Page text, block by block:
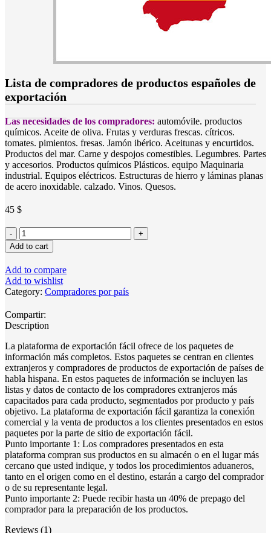
Lista de compradores de productos españoles de
exportación
Las necesidades de los compradores: automóvile. productos
químicos. Aceite de oliva. Frutas y verduras frescas. cítricos.
tomates. pimientos. fresas. Jamón ibérico. Aceitunas y encurtidos.
Productos del mar. Carne y despojos comestibles. Legumbres. Partes
y accesorios. Productos químicos Plásticos. equipo Maquinaria
industrial. Equipos eléctricos. Estructuras de hierro y láminas planas
de acero inoxidable. calzado. Vinos. Quesos.
45 $
Lista
de
compradores
de
productos
españoles
de
quantity
Add to cart
Add to compare
Add to wishlist
Category: Compradores por país
Compartir:
Description
La plataforma de exportación fácil ofrece de los paquetes de
información más completos. Estos paquetes se centran en clientes
extranjeros y compradores de productos de exportación de países de
habla hispana. En estos paquetes de información se incluyen las
listas y datos de contacto de los compradores extranjeros más
capacitados para cada producto, segmentados por producto y país
objetivo. La plataforma de exportación fácil garantiza la conexión
comercial y la venta de productos a los clientes presentados en estos
paquetes por la parte de sitio de exportación fácil.
Punto importante 1: Los compradores presentados en esta
plataforma compran sus productos en su almacén o en el lugar más
cercano que usted indique, y todos los procedimientos aduaneros,
tanto en el origen como en el destino, estarán a cargo del comprador
o de su representante legal.
Punto importante 2: Puede recibir hasta un 40% de prepago del
comprador para la preparación de los productos.
Reviews (1)